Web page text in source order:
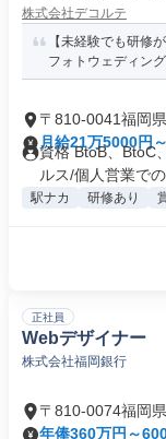
株式会社デコルテ
【未経験でも研修
フォトウェディン
〒810-0041福岡
月給21万5000円
資格 BtoB、BtoC
ルス/個人営業での
駅ナカ 研修あり
正社員
Webデザイナー
株式会社福岡銀行
〒810-0074福岡
年俸360万円～